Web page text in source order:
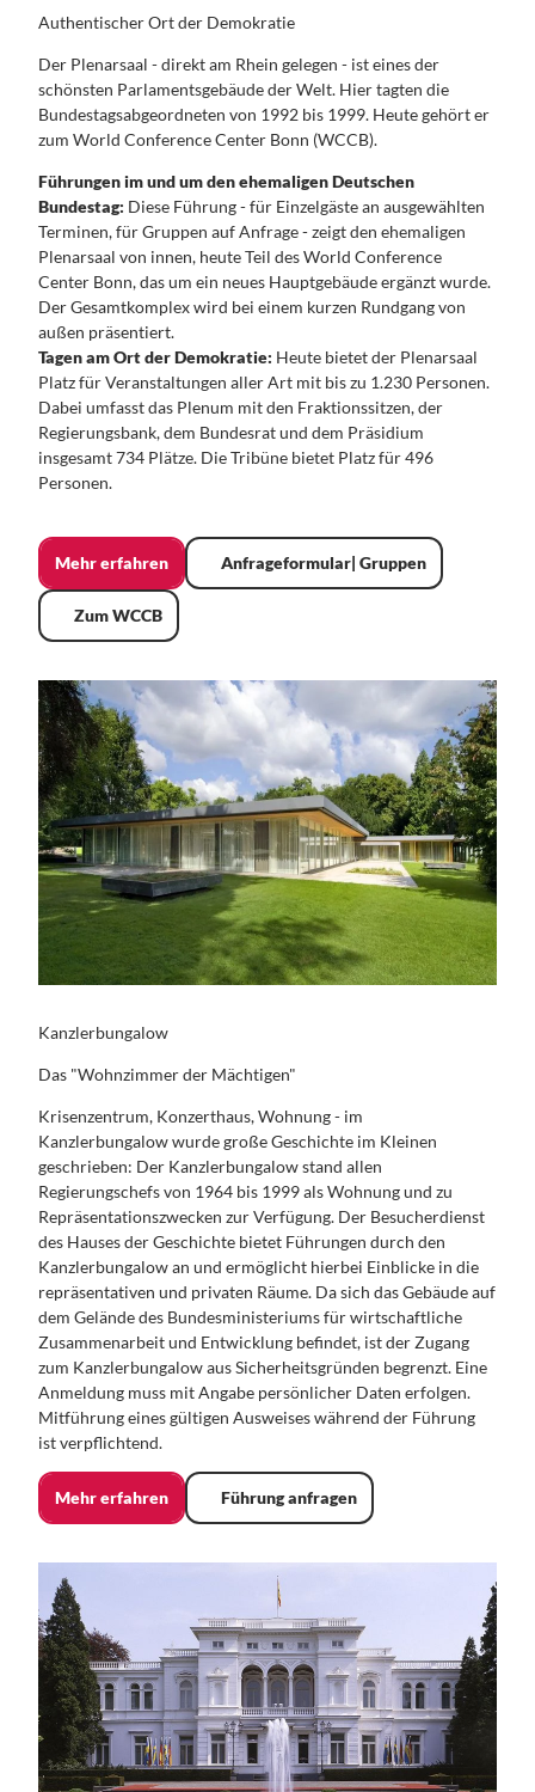
Authentischer Ort der Demokratie
Der Plenarsaal - direkt am Rhein gelegen - ist eines der
schönsten Parlamentsgebäude der Welt. Hier tagten die
Bundestagsabgeordneten von 1992 bis 1999. Heute gehört er
zum World Conference Center Bonn (WCCB).
Führungen im und um den ehemaligen Deutschen
Bundestag: Diese Führung - für Einzelgäste an ausgewählten
Terminen, für Gruppen auf Anfrage - zeigt den ehemaligen
Plenarsaal von innen, heute Teil des World Conference
Center Bonn, das um ein neues Hauptgebäude ergänzt wurde.
Der Gesamtkomplex wird bei einem kurzen Rundgang von
außen präsentiert.
Tagen am Ort der Demokratie: Heute bietet der Plenarsaal
Platz für Veranstaltungen aller Art mit bis zu 1.230 Personen.
Dabei umfasst das Plenum mit den Fraktionssitzen, der
Regierungsbank, dem Bundesrat und dem Präsidium
insgesamt 734 Plätze. Die Tribüne bietet Platz für 496
Personen.
Mehr erfahren Anfrageformular| Gruppen
Zum WCCB
Kanzlerbungalow
Das "Wohnzimmer der Mächtigen"
Krisenzentrum, Konzerthaus, Wohnung - im
Kanzlerbungalow wurde große Geschichte im Kleinen
geschrieben: Der Kanzlerbungalow stand allen
Regierungschefs von 1964 bis 1999 als Wohnung und zu
Repräsentationszwecken zur Verfügung. Der Besucherdienst
des Hauses der Geschichte bietet Führungen durch den
Kanzlerbungalow an und ermöglicht hierbei Einblicke in die
repräsentativen und privaten Räume. Da sich das Gebäude auf
dem Gelände des Bundesministeriums für wirtschaftliche
Zusammenarbeit und Entwicklung befindet, ist der Zugang
zum Kanzlerbungalow aus Sicherheitsgründen begrenzt. Eine
Anmeldung muss mit Angabe persönlicher Daten erfolgen.
Mitführung eines gültigen Ausweises während der Führung
ist verpflichtend.
Mehr erfahren Führung anfragen